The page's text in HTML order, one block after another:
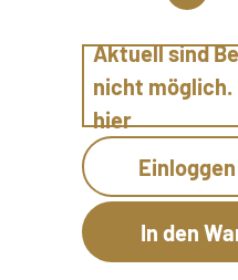
Aktuell sind
nicht möglich.
hier